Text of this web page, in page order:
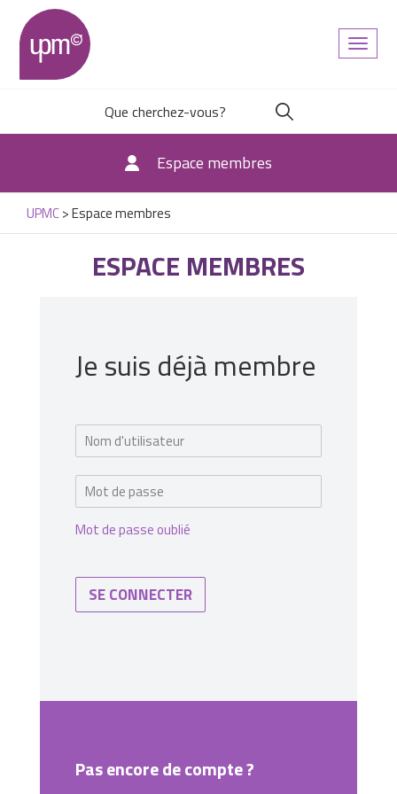
Espace membres
UPMC>Espace membres
ESPACE MEMBRES
Je suis déjà membre
Mot de passe oublié
SE CONNECTER
Pas encore de compte ?